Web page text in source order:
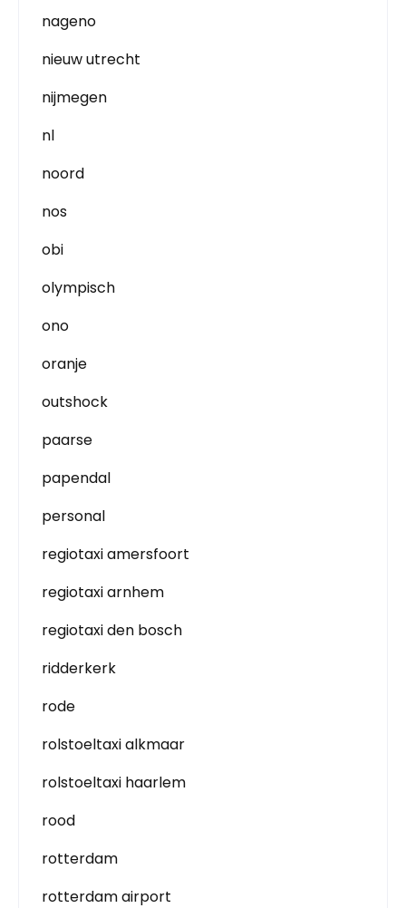
nageno
nieuw utrecht
nijmegen
nl
noord
nos
obi
olympisch
ono
oranje
outshock
paarse
papendal
personal
regiotaxi amersfoort
regiotaxi arnhem
regiotaxi den bosch
ridderkerk
rode
rolstoeltaxi alkmaar
rolstoeltaxi haarlem
rood
rotterdam
rotterdam airport